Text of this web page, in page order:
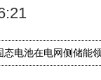
电池在电网侧储能